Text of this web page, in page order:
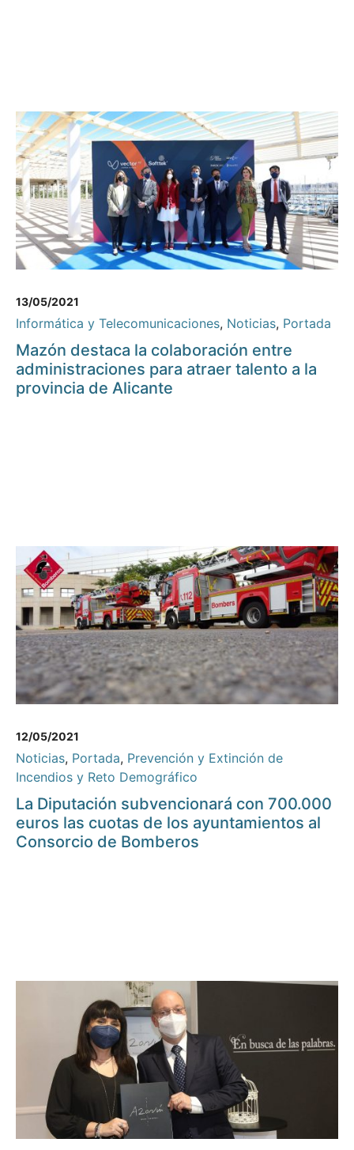
13/05/2021
Informática y Telecomunicaciones, Noticias, Portada
Mazón destaca la colaboración entre
administraciones para atraer talento a la
provincia de Alicante
12/05/2021
Noticias, Portada, Prevención y Extinción de
Incendios y Reto Demográfico
La Diputación subvencionará con 700.000
euros las cuotas de los ayuntamientos al
Consorcio de Bomberos